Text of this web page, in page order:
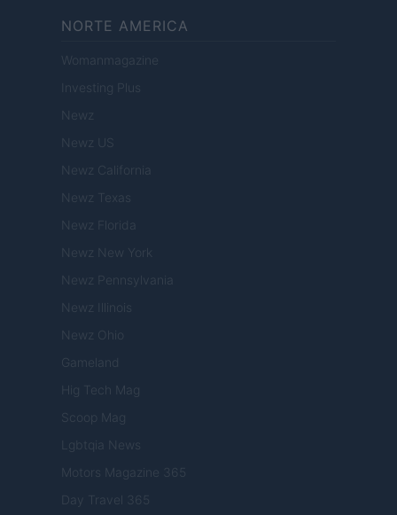
NORTE AMERICA
Womanmagazine
Investing Plus
Newz
Newz US
Newz California
Newz Texas
Newz Florida
Newz New York
Newz Pennsylvania
Newz Illinois
Newz Ohio
Gameland
Hig Tech Mag
Scoop Mag
Lgbtqia News
Motors Magazine 365
Day Travel 365